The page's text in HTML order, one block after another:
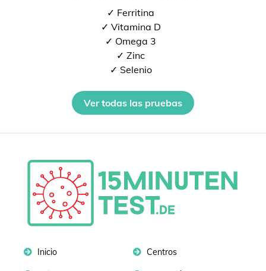
✓ Ferritina
✓ Vitamina D
✓ Omega 3
✓ Zinc
✓ Selenio
Ver todas las pruebas
Inicio Centros